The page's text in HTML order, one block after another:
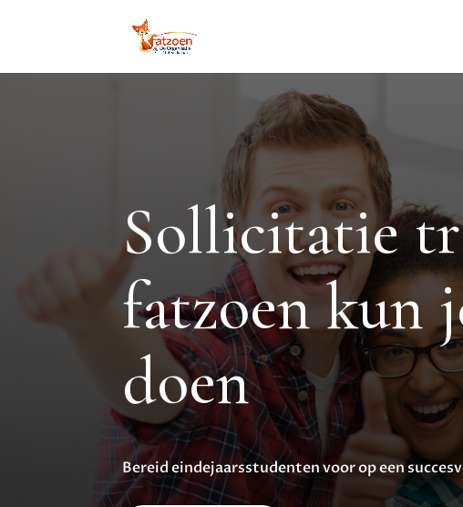
Sollicitatie
fatzoen kun
doen
Bereid eindejaarsstudenten voor op een